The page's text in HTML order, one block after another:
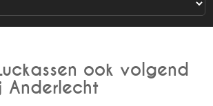
ook volgend
Anderlecht